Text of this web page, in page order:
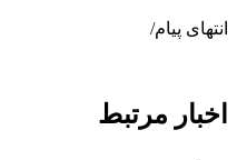
انتهای پیام/
اخبار مرتبط